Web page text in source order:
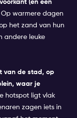
(en een
Op warmere dagen
het zand van hun
andere leuke
van de stad, op
, waar je
hotspot ligt vlak
zagen iets in